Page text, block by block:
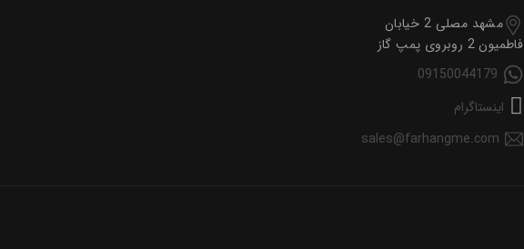
مشهد مصلی 2 خیابان
فاطمیون 2 روبروی پمپ گاز
09150044179
اینستاگرام
sales@farhangme.com